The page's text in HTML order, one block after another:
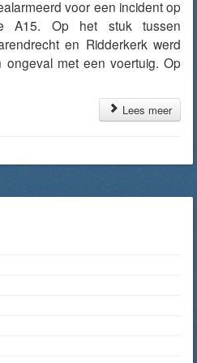
voor een incident op
A15. Op het stuk tussen
en Ridderkerk werd
met een voertuig. Op
Lees meer